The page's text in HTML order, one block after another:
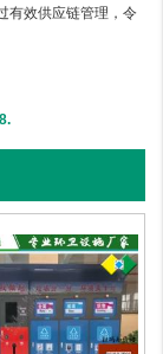
有效供应链管理，令